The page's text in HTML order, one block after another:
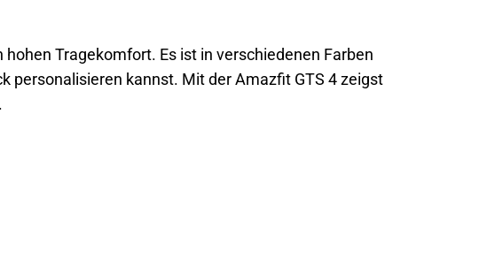
Tragekomfort. Es ist in verschiedenen Farben
personalisieren kannst. Mit der Amazfit GTS 4 zeigst